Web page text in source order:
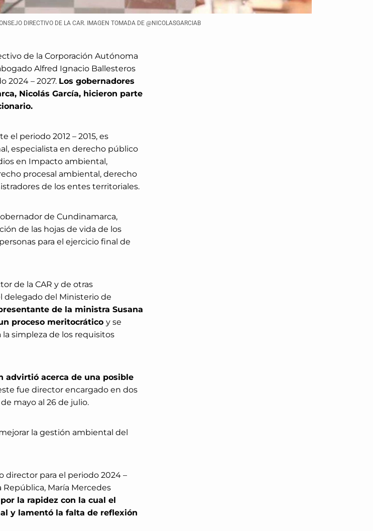
DIRECTIVO DE LA CAR. IMAGEN TOMADA DE @NICOLASGARCIAB
de la Corporación Autónoma
Alfred Ignacio Ballesteros
2024 – 2027. Los gobernadores
Nicolás García, hicieron parte
el periodo 2012 – 2015, es
especialista en derecho público
en Impacto ambiental,
procesal ambiental, derecho
de los entes territoriales.
de Cundinamarca,
de las hojas de vida de los
para el ejercicio final de
de la CAR y de otras
delegado del Ministerio de
de la ministra Susana
proceso meritocrático y se
simpleza de los requisitos
advirtió acerca de una posible
fue director encargado en dos
mayo al 26 de julio.
la gestión ambiental del
director para el periodo 2024 –
María Mercedes
la rapidez con la cual el
y lamentó la falta de reflexión